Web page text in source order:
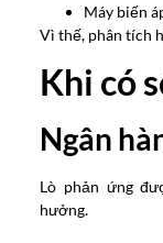
Máy biến
Vì thế, phân tích
Khi có
Ngân
Lò phản ứng
hưởng.